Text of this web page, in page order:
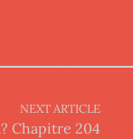
NEXT ARTICLE
Chapitre 204